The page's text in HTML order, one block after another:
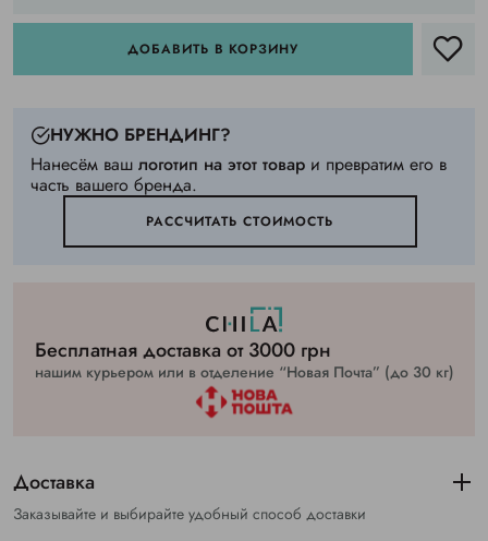
ДОБАВИТЬ В КОРЗИНУ
НУЖНО БРЕНДИНГ?
Нанесём ваш логотип на этот товар и превратим его в
часть вашего бренда.
РАССЧИТАТЬ СТОИМОСТЬ
Бесплатная доставка от 3000 грн
нашим курьером или в отделение “Новая Почта” (до 30 кг)
Доставка
Заказывайте и выбирайте удобный способ доставки